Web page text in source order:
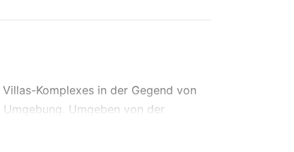
Komplexes in der Gegend von
Umgeben von der